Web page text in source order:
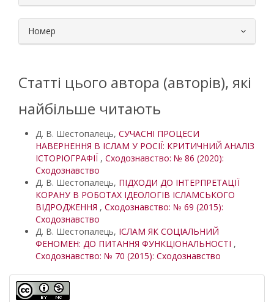
Номер
Статті цього автора (авторів), які
найбільше читають
Д. В. Шестопалець, СУЧАСНІ ПРОЦЕСИ
НАВЕРНЕННЯ В ІСЛАМ У РОСІЇ: КРИТИЧНИЙ АНАЛІЗ
ІСТОРІОГРАФІЇ , Сходознавство: № 86 (2020):
Сходознавство
Д. В. Шестопалець, ПІДХОДИ ДО ІНТЕРПРЕТАЦІЇ
КОРАНУ В РОБОТАХ ІДЕОЛОГІВ ІСЛАМСЬКОГО
ВІДРОДЖЕННЯ , Сходознавство: № 69 (2015):
Сходознавство
Д. В. Шестопалець, ІСЛАМ ЯК СОЦІАЛЬНИЙ
ФЕНОМЕН: ДО ПИТАННЯ ФУНКЦІОНАЛЬНОСТІ ,
Сходознавство: № 70 (2015): Сходознавство